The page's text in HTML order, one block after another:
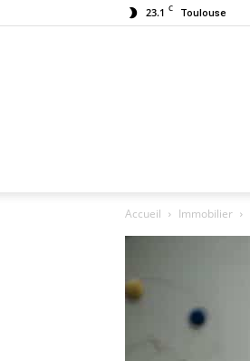
23.1 C Toulouse
Accueil Immobilier